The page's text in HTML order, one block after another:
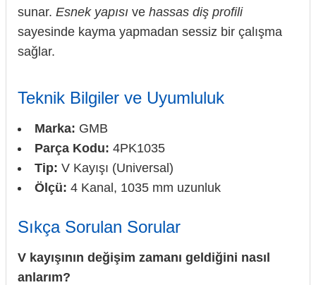
sunar. Esnek yapısı ve hassas diş profili
sayesinde kayma yapmadan sessiz bir çalışma
sağlar.
Teknik Bilgiler ve Uyumluluk
Marka: GMB
Parça Kodu: 4PK1035
Tip: V Kayışı (Universal)
Ölçü: 4 Kanal, 1035 mm uzunluk
Sıkça Sorulan Sorular
V kayışının değişim zamanı geldiğini nasıl
anlarım?